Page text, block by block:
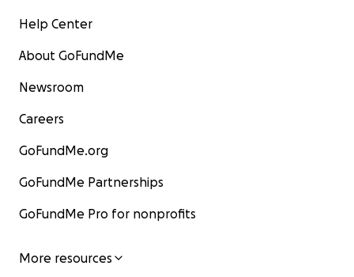
Help Center
About GoFundMe
Newsroom
Careers
GoFundMe.org
GoFundMe Partnerships
GoFundMe Pro for nonprofits
More resources